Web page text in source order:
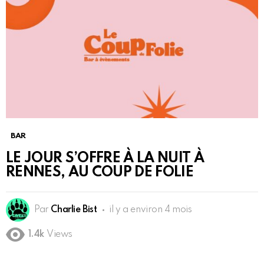
BAR
LE JOUR S’OFFRE À LA NUIT À
RENNES, AU COUP DE FOLIE
Par Charlie Bist il y a environ 4 mois
1.4k Views